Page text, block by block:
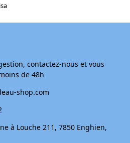
contactez-nous et vous
de 48h
shop.com
à Louche 211, 7850 Enghien,